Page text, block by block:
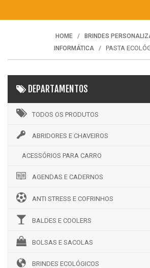
HOME BRINDES
INFORMÁTICA
PASTA
DEPARTAMENTOS
TODOS OS PRODUTOS
ABRIDORES E CHAVEIROS
ACESSÓRIOS PARA CARRO
AGENDAS E CADERNOS
ANTI STRESS E COFRINHOS
BALDES E COOLERS
BOLSAS E SACOLAS
BRINDES ECOLÓGICOS